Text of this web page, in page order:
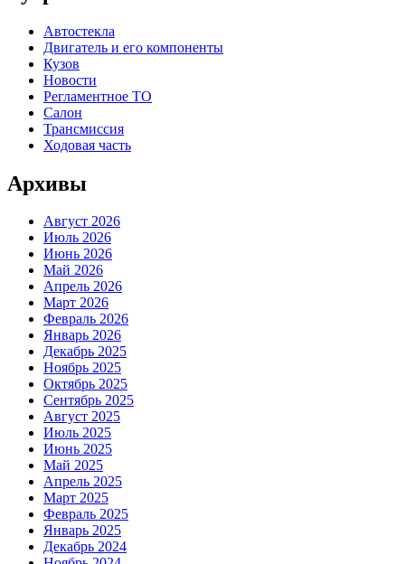
Автостекла
Двигатель и его компоненты
Кузов
Новости
Регламентное ТО
Салон
Трансмиссия
Ходовая часть
Архивы
Август 2026
Июль 2026
Июнь 2026
Май 2026
Апрель 2026
Март 2026
Февраль 2026
Январь 2026
Декабрь 2025
Ноябрь 2025
Октябрь 2025
Сентябрь 2025
Август 2025
Июль 2025
Июнь 2025
Май 2025
Апрель 2025
Март 2025
Февраль 2025
Январь 2025
Декабрь 2024